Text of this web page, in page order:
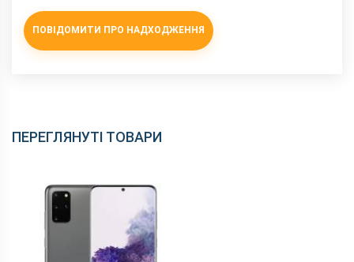
ПОВІДОМИТИ ПРО НАДХОДЖЕННЯ
ПЕРЕГЛЯНУТІ ТОВАРИ